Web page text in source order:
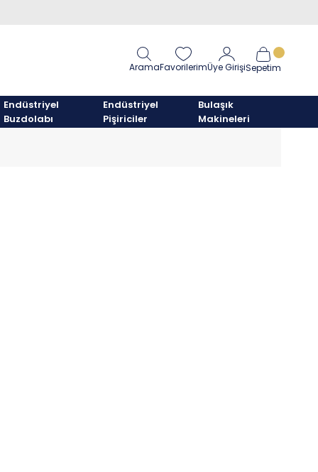
AramaFavorilerimÜye GirişiSepetim
Endüstriyel
Buzdolabı
Endüstriyel
Pişiriciler
Bulaşık
Makineleri